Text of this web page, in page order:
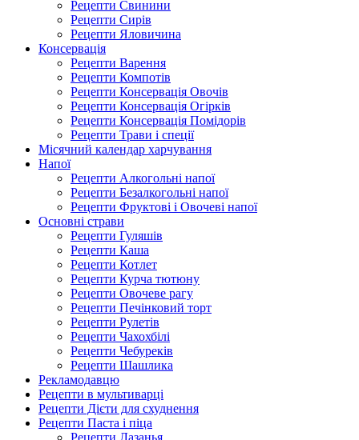
Рецепти Свинини
Рецепти Сирів
Рецепти Яловичина
Консервація
Рецепти Варення
Рецепти Компотів
Рецепти Консервація Овочів
Рецепти Консервація Огірків
Рецепти Консервація Помідорів
Рецепти Трави і спеції
Місячний календар харчування
Напої
Рецепти Алкогольні напої
Рецепти Безалкогольні напої
Рецепти Фруктові і Овочеві напої
Основні страви
Рецепти Гуляшів
Рецепти Каша
Рецепти Котлет
Рецепти Курча тютюну
Рецепти Овочеве рагу
Рецепти Печінковий торт
Рецепти Рулетів
Рецепти Чахохбілі
Рецепти Чебуреків
Рецепти Шашлика
Рекламодавцю
Рецепти в мультиварці
Рецепти Дієти для схуднення
Рецепти Паста і піца
Рецепти Лазанья